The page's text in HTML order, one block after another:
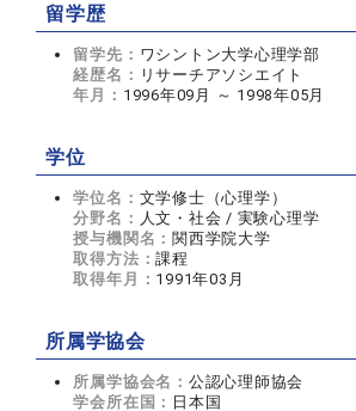
留学歴
留学先： ワシントン大学心理学部
経歴名： リサーチアソシエイト
年月： 1996年09月 ～ 1998年05月
学位
学位名： 文学修士（心理学）
分野名： 人文・社会 / 実験心理学
授与機関名： 関西学院大学
取得方法：課程
取得年月： 1991年03月
所属学協会
所属学協会名： 公認心理師協会
学会所在国： 日本国